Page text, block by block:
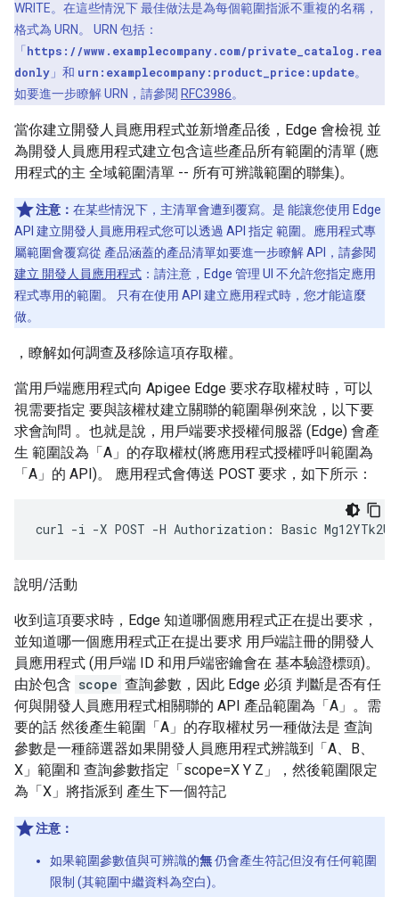
WRITE。在這些情況下 最佳做法是為每個範圍指派不重複的名稱，
格式為 URN。 URN 包括：
「 https://www.examplecompany.com/private_catalog.rea
donly 」和 urn:examplecompany:product_price:update。
如要進一步瞭解 URN，請參閱 RFC3986。
當你建立開發人員應用程式並新增產品後，Edge 會檢視 並
為開發人員應用程式建立包含這些產品所有範圍的清單 (應
用程式的主 全域範圍清單 -- 所有可辨識範圍的聯集)。
注意： 在某些情況下，主清單會遭到覆寫。是 能讓您使用 Edge
API 建立開發人員應用程式您可以透過 API 指定 範圍。應用程式專
屬範圍會覆寫從 產品涵蓋的產品清單如要進一步瞭解 API，請參閱
建立 開發人員應用程式 ：請注意，Edge 管理 UI 不允許您指定應用
程式專用的範圍。 只有在使用 API 建立應用程式時，您才能這麼
做。
，瞭解如何調查及移除這項存取權。
當用戶端應用程式向 Apigee Edge 要求存取權杖時，可以
視需要指定 要與該權杖建立關聯的範圍舉例來說，以下要
求會詢問 。也就是說，用戶端要求授權伺服器 (Edge) 會產
生 範圍設為「A」的存取權杖(將應用程式授權呼叫範圍為
「A」的 API)。 應用程式會傳送 POST 要求，如下所示：
curl -i -X POST -H Authorization : Basic
說明/活動
收到這項要求時，Edge 知道哪個應用程式正在提出要求，
並知道哪一個應用程式正在提出要求 用戶端註冊的開發人
員應用程式 (用戶端 ID 和用戶端密鑰會在 基本驗證標頭)。
由於包含 scope 查詢參數，因此 Edge 必須 判斷是否有任
何與開發人員應用程式相關聯的 API 產品範圍為「A」。需
要的話 然後產生範圍「A」的存取權杖另一種做法是 查詢
參數是一種篩選器如果開發人員應用程式辨識到「A、B、
X」範圍和 查詢參數指定「scope=X Y Z」，然後範圍限定
為「X」將指派到 產生下一個符記
注意：
如果範圍參數值與可辨識的無仍會產生符記但沒有任何範圍
限制 (其範圍中繼資料為空白)。